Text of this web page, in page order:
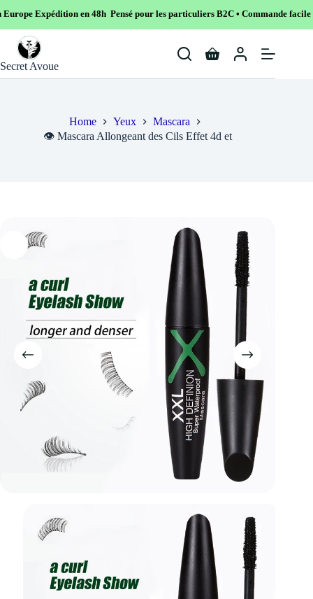
en 48h Pensé pour les particuliers B2C • Commande facile et sécurisé
content
Secret Avoue
Shopping
Home Yeux
Mascara
👁️ Mascara Allongeant des Cils Effet 4d et